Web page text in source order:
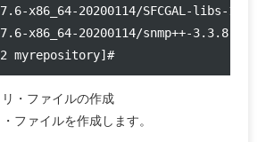
x86_64-20200114/SFCGAL-libs-
x86_64-20200114/snmp++-3.3.8-
リ・ファイルの作成
ファイルを作成します。